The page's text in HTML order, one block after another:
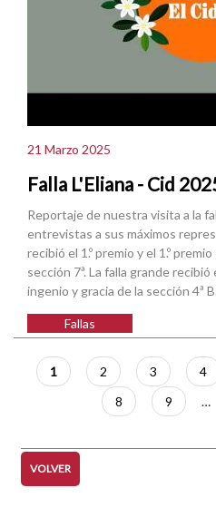
21 Marzo 2025
Falla L'Eliana - Cid
Reportaje de nuestra visita a la
entrevistas a sus máximos
recibió el 1.º premio y el 1.º
sección 7ª. La falla grande recibió
ingenio y gracia de la sección 4ª B.
Fallas
Paginación
Página
actual
1 Página
2 Página
3 4
Página
8 Página
9 …
VOLVER